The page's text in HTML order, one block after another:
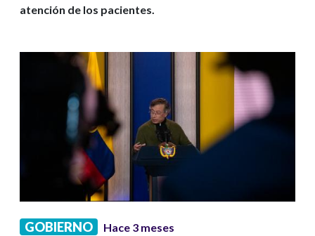
atención de los pacientes.
GOBIERNO Hace 3 meses